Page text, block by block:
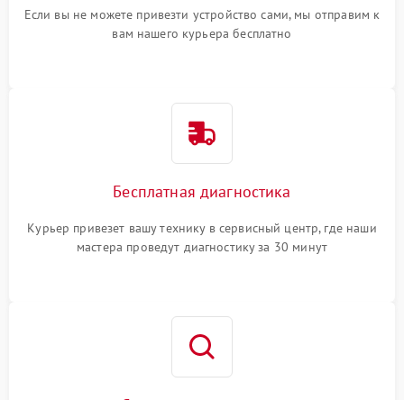
Если вы не можете привезти устройство сами, мы отправим к
вам нашего курьера бесплатно
Бесплатная диагностика
Курьер привезет вашу технику в сервисный центр, где наши
мастера проведут диагностику за 30 минут